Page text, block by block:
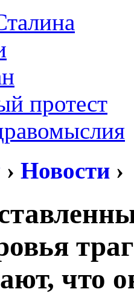
протест
› Новости ›
что